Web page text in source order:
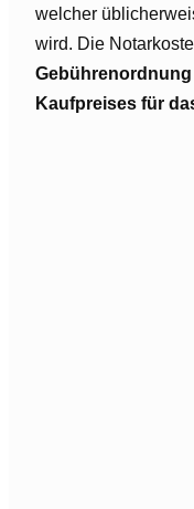
welcher
wird. Die
Gebührenordnung
Kaufpreises für